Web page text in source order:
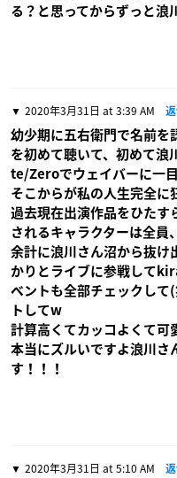
る？と思ってからずっと浪
2020年3月31日 at 3:39 AM
幼少期に五右衛門で名前を
を初めて聴いて、初めて浪
te/Zeroでウェイバーに一
そこからが私の人生完全に
過去現在出演作品をひたす
されるキャラクターは全員
余計に浪川さん沼から抜け
かりとライブに参戦して
ベントも全部チェックして
トしてw
計算高くてカッコよくて可
本当にズルいですよ浪川さ
す！！！
2020年3月31日 at 5:10 AM